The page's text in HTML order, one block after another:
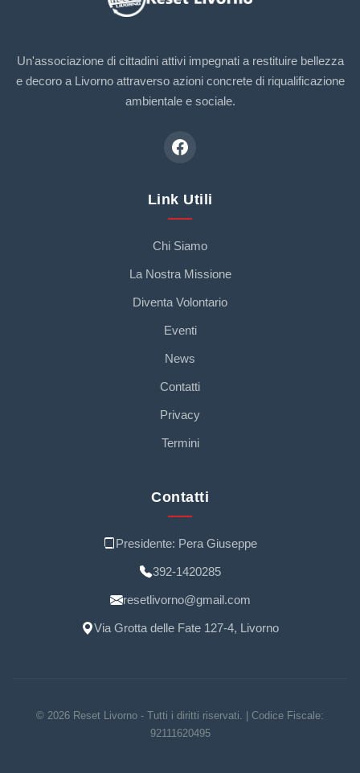
Un'associazione di cittadini attivi impegnati a restituire bellezza
e decoro a Livorno attraverso azioni concrete di riqualificazione
ambientale e sociale.
Link Utili
Chi Siamo
La Nostra Missione
Diventa Volontario
Eventi
News
Contatti
Privacy
Termini
Contatti
Presidente: Pera Giuseppe
392-1420285
resetlivorno@gmail.com
Via Grotta delle Fate 127-4, Livorno
© 2026 Reset Livorno - Tutti i diritti riservati. | Codice Fiscale:
92111620495